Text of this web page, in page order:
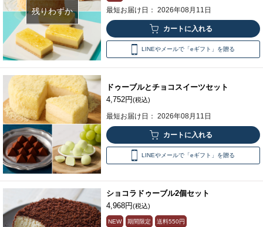
残りわずか 最短お届け日： 2026年08月11日
LINEやメールで「eギフト」を贈る
ドゥーブルとチョコスイーツセット
4,752円(税込)
最短お届け日： 2026年08月11日
LINEやメールで「eギフト」を贈る
ショコラドゥーブル2個セット
4,968円(税込)
NEW 期間限定 送料550円